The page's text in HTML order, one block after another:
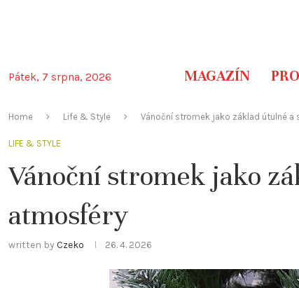
Pátek, 7 srpna, 2026 MAGAZÍN
Home Life & Style Vánoční stromek jako základ útulné
LIFE & STYLE
Vánoční stromek jako
atmosféry
written by Czeko 26. 4. 2026